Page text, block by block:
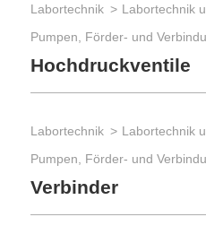
Labortechnik
Labortechnik
Pumpen, Förder- und
Hochdruckventile
Labortechnik
Labortechnik
Pumpen, Förder- und
Verbinder